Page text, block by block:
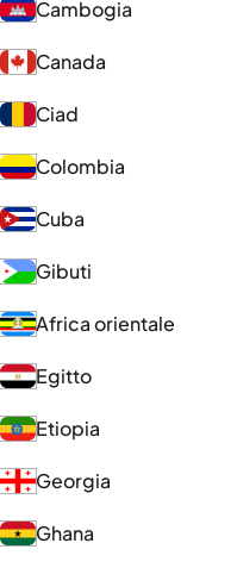
Cambogia
Canada
Ciad
Colombia
Cuba
Gibuti
Africa orientale
Egitto
Etiopia
Georgia
Ghana